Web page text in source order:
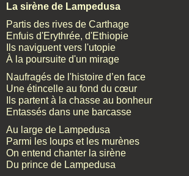
La sirène de Lampedusa
Partis des rives de Carthage
Enfuis d'Erythrée, d'Ethiopie
Ils naviguent vers l'utopie
À la poursuite d'un mirage
Naufragés de l'histoire d’en face
Une étincelle au fond du cœur
Ils partent à la chasse au bonheur
Entassés dans une barcasse
Au large de Lampedusa
Parmi les loups et les murènes
On entend chanter la sirène
Du prince de Lampedusa